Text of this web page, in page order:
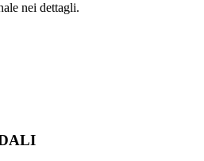
nei dettagli.